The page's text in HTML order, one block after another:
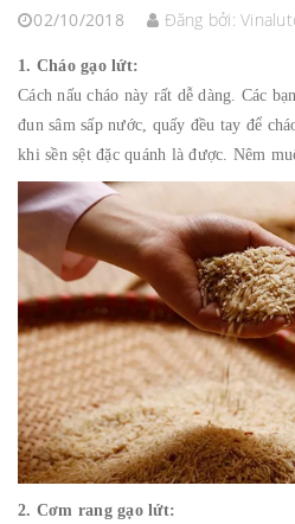
02/10/2018 Đăng bởi:
1. Cháo gạo lứt:
Cách nấu cháo này rất dễ dàng. Các
đun sâm sấp nước, quấy đều tay để
khi sền sệt đặc quánh là được. Nêm
2. Cơm rang gạo lứt: